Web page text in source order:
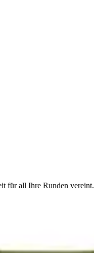
für all Ihre Runden vereint.